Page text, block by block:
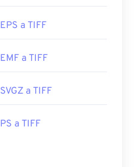
EPS a TIFF
EMF a TIFF
SVGZ a TIFF
PS a TIFF